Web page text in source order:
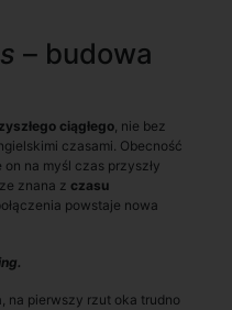
– budowa
ciągłego, nie bez
czasami. Obecność
na myśl czas przyszły
znana z czasu
powstaje nowa
na pierwszy rzut oka trudno